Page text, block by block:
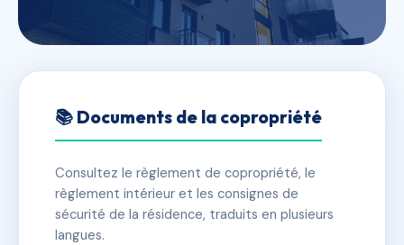
JEANNE D'ARC N 54/54 BIS -
MS164931
📍 54 r jeanne d'arc (cherbourg-octeville)
CHERBOURG 50100 CHERBOURG EN COTENTIN
✓ Immatriculée
📚 Documents de la copropriété
Consultez le règlement de copropriété, le
règlement intérieur et les consignes de
sécurité de la résidence, traduits en plusieurs
langues.